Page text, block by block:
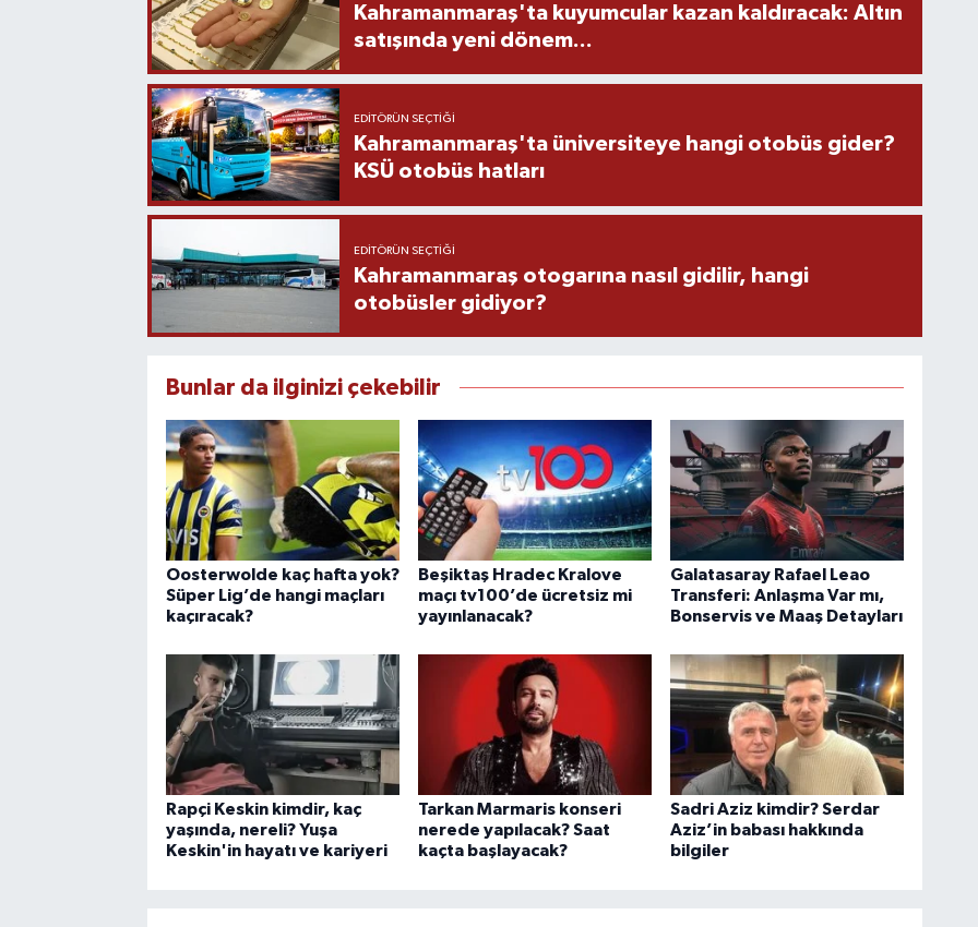
Kahramanmaraş'ta kuyumcular kazan kaldıracak: Altın
satışında yeni dönem...
EDITÖRÜN SEÇTIĞI
Kahramanmaraş'ta üniversiteye hangi otobüs gider?
KSÜ otobüs hatları
EDITÖRÜN SEÇTIĞI
Kahramanmaraş otogarına nasıl gidilir, hangi
otobüsler gidiyor?
Bunlar da ilginizi çekebilir
Oosterwolde kaç hafta yok?
Süper Lig’de hangi maçları
kaçıracak?
Beşiktaş Hradec Kralove
maçı tv100’de ücretsiz mi
yayınlanacak?
Galatasaray Rafael Leao
Transferi: Anlaşma Var mı,
Bonservis ve Maaş Detayları
Rapçi Keskin kimdir, kaç
yaşında, nereli? Yuşa
Keskin'in hayatı ve kariyeri
Tarkan Marmaris konseri
nerede yapılacak? Saat
kaçta başlayacak?
Sadri Aziz kimdir? Serdar
Aziz’in babası hakkında
bilgiler